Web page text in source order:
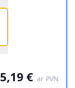
€ ar PVN